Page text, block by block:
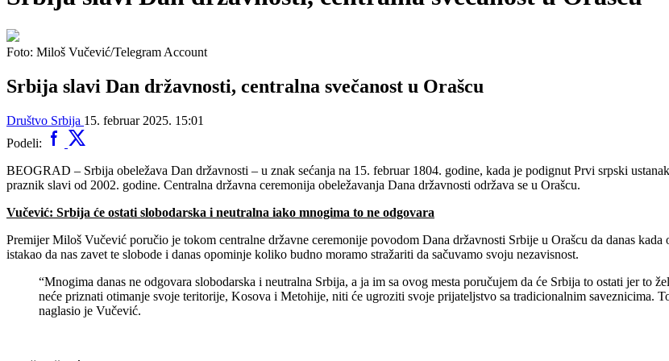
Foto: Miloš Vučević/Telegram Account
Srbija slavi Dan državnosti, centralna svečanost u Orašcu
Društvo Srbija 15. februar 2025. 15:01
Podeli:
BEOGRAD – Srbija obeležava Dan državnosti – u znak sećanja na 15. februar 1804. godine, kada je podignut Prvi srpski
praznik slavi od 2002. godine. Centralna državna ceremonija obeležavanja Dana državnosti održava se u Orašcu.
Vučević: Srbija će ostati slobodarska i neutralna iako mnogima to ne odgovara
Premijer Miloš Vučević poručio je tokom centralne državne ceremonije povodom Dana državnosti Srbije u Orašcu da danas
istakao da nas zavet te slobode i danas opominje koliko budno moramo stražariti da sačuvamo svoju nezavisnost.
“Mnogima danas ne odgovara slobodarska i neutralna Srbija, a ja im sa ovog mesta poručujem da će Srbija to ostati jer to
neće priznati otimanje svoje teritorije, Kosova i Metohije, niti će ugroziti svoje prijateljstvo sa tradicionalnim saveznicima.
naglasio je Vučević.